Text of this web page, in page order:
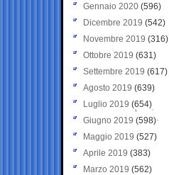
Gennaio 2020 (596)
Dicembre 2019 (542)
Novembre 2019 (316)
Ottobre 2019 (631)
Settembre 2019 (617)
Agosto 2019 (639)
Luglio 2019 (654)
Giugno 2019 (598)
Maggio 2019 (527)
Aprile 2019 (383)
Marzo 2019 (562)